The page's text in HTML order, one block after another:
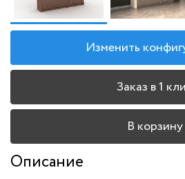
Изменить
Заказ в 1
В корзину
Описание